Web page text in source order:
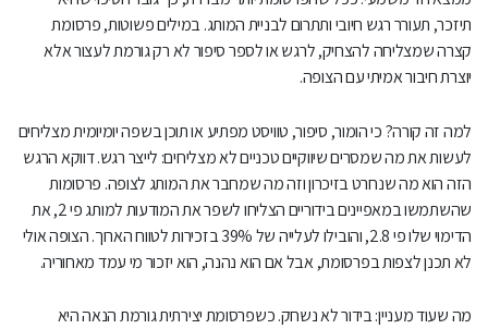
תיזכר, תעורר רגש חיובי ותתרום לבניית המותג. במילים פשוטות, פרסומת
קצרה שמצליחה להצחיק, לרגש או לספר סיפור לא רק גורמת לעצור אלא
יוצרת חיבור אמיתי עם הצופה.
למה זה קורה? כי הומור, סיפור, טוויסט מפתיע או תוכן בשפה יומיומית מצליחים
לעשות את מה שמסרים שיווקיים טכניים לא מצליחים: לייצר רגש. דווקא הרגש
הזה הוא מה שנחרט בזיכרון וזה מה שמחבר את המותג לצופה. פרסומות
שהשתמשו במאפיינים בידוריים הצליחו לשפר את המודעות למותג פי 2, את
הדימוי שלו פי 2.8, והובילו לעלייה של 39% בזכירות לטווח הארוך. הצופה אולי
לא תכנן לצפות בפרסומת, אבל אם הוא נהנה, הוא יזכור מי עמד מאחוריה.
מה שעוד מעניין: בידור לא נשחק. כשפרסומת יצירתית גורמת הנאה היא